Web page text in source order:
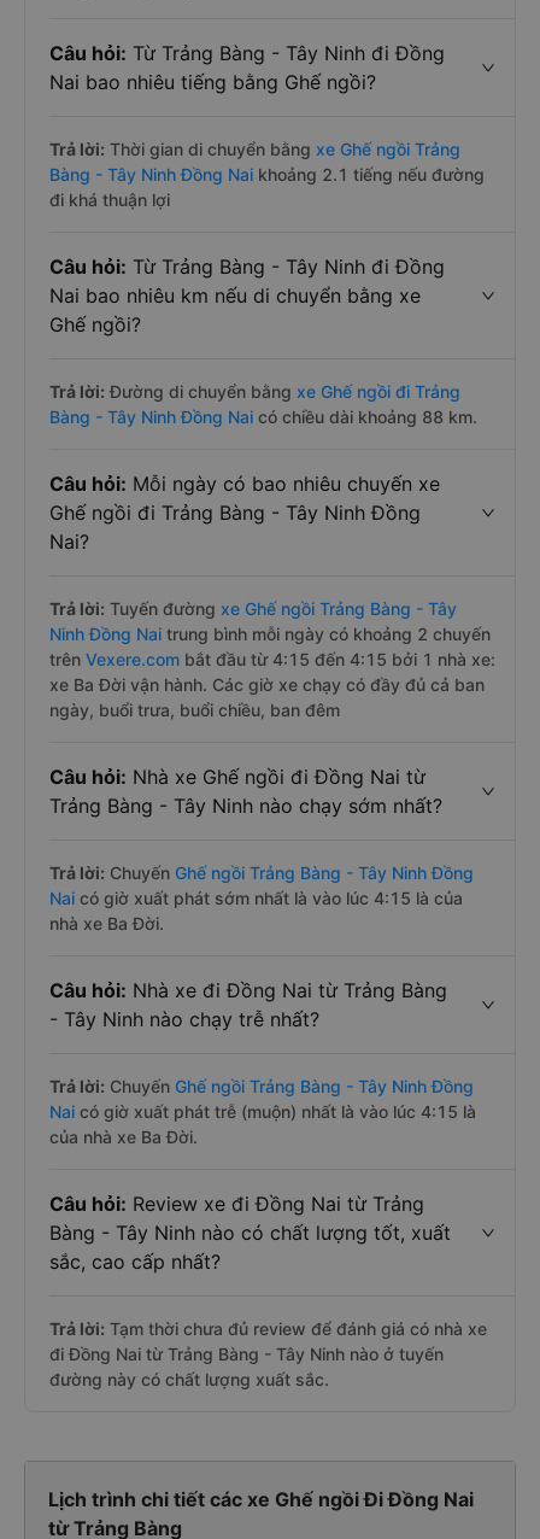
Câu hỏi: Từ Trảng Bàng - Tây Ninh đi Đồng
Nai bao nhiêu tiếng bằng Ghế ngồi?
Trả lời: Thời gian di chuyển bằng xe Ghế ngồi Trảng
Bàng - Tây Ninh Đồng Nai khoảng 2.1 tiếng nếu đường
đi khá thuận lợi
Câu hỏi: Từ Trảng Bàng - Tây Ninh đi Đồng
Nai bao nhiêu km nếu di chuyển bằng xe
Ghế ngồi?
Trả lời: Đường di chuyển bằng xe Ghế ngồi đi Trảng
Bàng - Tây Ninh Đồng Nai có chiều dài khoảng 88 km.
Câu hỏi: Mỗi ngày có bao nhiêu chuyến xe
Ghế ngồi đi Trảng Bàng - Tây Ninh Đồng
Nai?
Trả lời: Tuyến đường xe Ghế ngồi Trảng Bàng - Tây
Ninh Đồng Nai trung bình mỗi ngày có khoảng 2 chuyến
trên Vexere.com bắt đầu từ 4:15 đến 4:15 bởi 1 nhà xe:
xe Ba Đời vận hành. Các giờ xe chạy có đầy đủ cả ban
ngày, buổi trưa, buổi chiều, ban đêm
Câu hỏi: Nhà xe Ghế ngồi đi Đồng Nai từ
Trảng Bàng - Tây Ninh nào chạy sớm nhất?
Trả lời: Chuyến Ghế ngồi Trảng Bàng - Tây Ninh Đồng
Nai có giờ xuất phát sớm nhất là vào lúc 4:15 là của
nhà xe Ba Đời.
Câu hỏi: Nhà xe đi Đồng Nai từ Trảng Bàng
- Tây Ninh nào chạy trễ nhất?
Trả lời: Chuyến Ghế ngồi Trảng Bàng - Tây Ninh Đồng
Nai có giờ xuất phát trễ (muộn) nhất là vào lúc 4:15 là
của nhà xe Ba Đời.
Câu hỏi: Review xe đi Đồng Nai từ Trảng
Bàng - Tây Ninh nào có chất lượng tốt, xuất
sắc, cao cấp nhất?
Trả lời: Tạm thời chưa đủ review để đánh giá có nhà xe
đi Đồng Nai từ Trảng Bàng - Tây Ninh nào ở tuyến
đường này có chất lượng xuất sắc.
Lịch trình chi tiết các xe Ghế ngồi Đi Đồng Nai
từ Trảng Bàng